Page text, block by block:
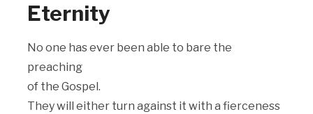
Eternity
No one has ever been able to bare the
preaching
of the Gospel.
They will either turn against it with a fierceness